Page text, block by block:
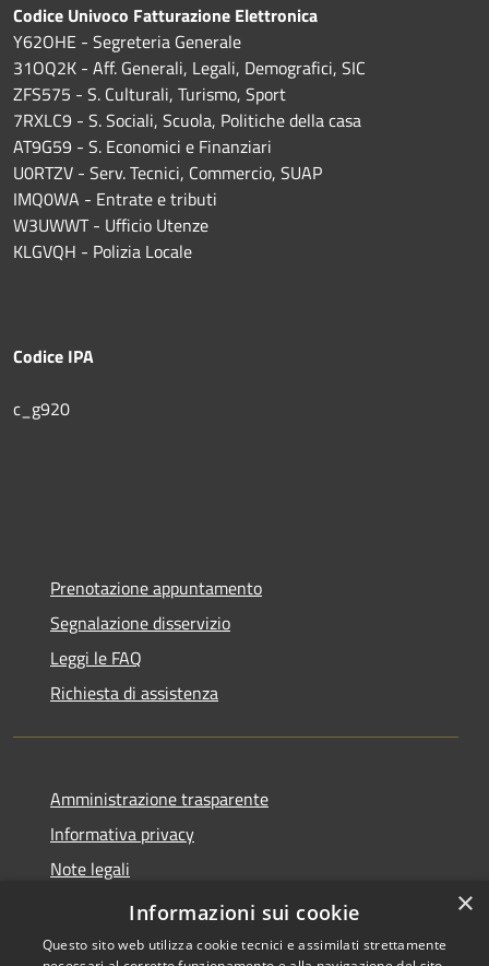
Codice Univoco Fatturazione Elettronica
Y62OHE - Segreteria Generale
31OQ2K - Aff. Generali, Legali, Demografici, SIC
ZFS575 - S. Culturali, Turismo, Sport
7RXLC9 - S. Sociali, Scuola, Politiche della casa
AT9G59 - S. Economici e Finanziari
U0RTZV - Serv. Tecnici, Commercio, SUAP
IMQ0WA - Entrate e tributi
W3UWWT - Ufficio Utenze
KLGVQH - Polizia Locale
Codice IPA
c_g920
Prenotazione appuntamento
Segnalazione disservizio
Leggi le FAQ
Richiesta di assistenza
Amministrazione trasparente
Informativa privacy
Note legali
Dichiarazione di accessibilità
×
Informazioni sui cookie
Questo sito web utilizza cookie tecnici e assimilati strettamente